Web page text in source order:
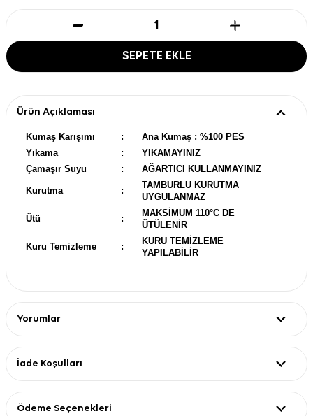
SEPETE EKLE
Ürün Açıklaması
Kumaş Karışımı :
Ana Kumaş : %100 PES
Yıkama
:
YIKAMAYINIZ
Çamaşır Suyu
: AĞARTICI KULLANMAYINIZ
Kurutma :
TAMBURLU KURUTMA
UYGULANMAZ
Ütü :
MAKSİMUM 110°C DE
ÜTÜLENİR
Kuru Temizleme :
KURU TEMİZLEME
YAPILABİLİR
Yorumlar
İade Koşulları
Ödeme Seçenekleri